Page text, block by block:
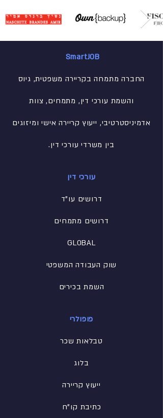
SmartJOB
החברה מתמחה בקריירה משפטית, גיוס
והשמת עורכי דין, מתמחים, צוות
אדמיניסטרטיבי, ייעוץ קריירה אישי ומיזוגים
בין משרדי עורכי דין.
עורכי דין
דרושים עו"ד
דרושים מתמחים
GLOBAL
שוק העבודה המשפטי
השמת בכירים
פופולרי
טבלאות שכר
בלוג
ייעוץ קריירה
כתיבת קו"ח